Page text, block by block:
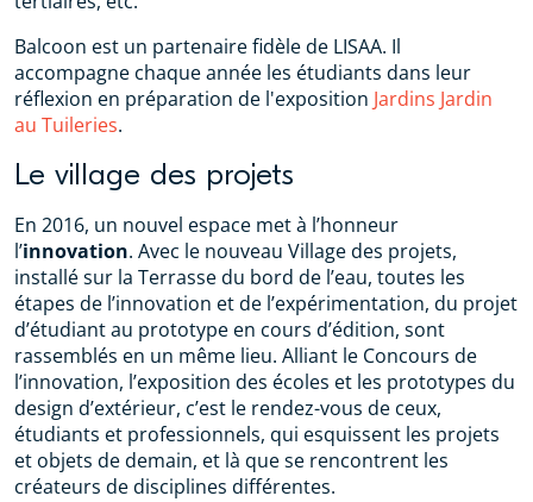
Balcoon est un partenaire fidèle de LISAA. Il
accompagne chaque année les étudiants dans leur
réflexion en préparation de l'exposition Jardins Jardin
au Tuileries.
Le village des projets
En 2016, un nouvel espace met à l’honneur
l’innovation. Avec le nouveau Village des projets,
installé sur la Terrasse du bord de l’eau, toutes les
étapes de l’innovation et de l’expérimentation, du projet
d’étudiant au prototype en cours d’édition, sont
rassemblés en un même lieu. Alliant le Concours de
l’innovation, l’exposition des écoles et les prototypes du
design d’extérieur, c’est le rendez-vous de ceux,
étudiants et professionnels, qui esquissent les projets
et objets de demain, et là que se rencontrent les
créateurs de disciplines différentes.